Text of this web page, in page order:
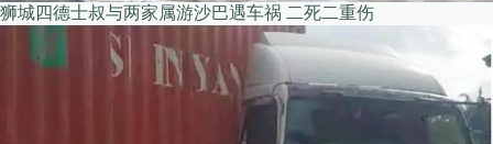
狮城四德士叔与两家属游沙巴遇车祸 二死二重伤